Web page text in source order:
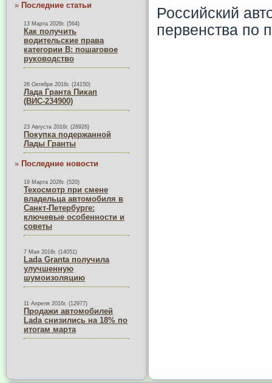
» Последние статьи
13 Марта 2026г. (564)
Как получить
водительские права
категории B: пошаговое
руководство
26 Октября 2016г. (24150)
Лада Гранта Пикап
(ВИС-234900)
23 Августа 2016г. (26926)
Покупка подержанной
Лады Гранты
» Последние новости
19 Марта 2026г. (520)
Техосмотр при смене
владельца автомобиля в
Санкт-Петербурге:
ключевые особенности и
советы
7 Мая 2016г. (14051)
Lada Granta получила
улучшенную
шумоизоляцию
11 Апреля 2016г. (12977)
Продажи автомобилей
Lada снизились на 18% по
итогам марта
Российский
первенства по